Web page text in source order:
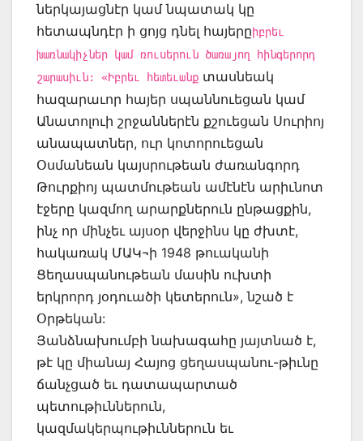
ներկայացնէր կամ նպատակ կը
հետապնդէր ի ցոյց դնել հայերըիբրեւ
խառնակիչներ կամ ռուսերուն ծառայող հինգերորդ
շարասիւն: «Իբրեւ հետեւանք տասնեակ
հազարաւոր հայեր սպաննուեցան կամ
Անատոլուի շրջաններէն քշուեցան Սուրիոյ
անապատներ, ուր կոտորուեցան
Օսմանեան կայսրութեան ժառանգորդ
Թուրքիոյ պատմութեան ամէնէն արիւնոտ
էջերը կազմող արարքներուն ընթացքին,
ինչ որ մինչեւ այսօր վերջինս կը ժխտէ,
հակառակ ՄԱԿ¬ի 1948 թուականի
Ցեղասպանութեան մասին ուխտի
երկրորդ յօդուածի կետերուն», նշած է
Օրթեկան:
Յանձնախումբի նախագահը յայտնած է,
թէ կը միանայ Հայոց ցեղասպանու-թիւնը
ճանչցած եւ դատապարտած
պետութիւններուն,
կազմակերպութիւններուն եւ